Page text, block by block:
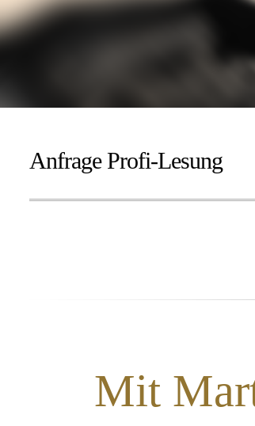
Anfrage Profi-Lesung
Mit